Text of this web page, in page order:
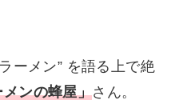
ーメン” を語る上で絶
メンの蜂屋」さん。